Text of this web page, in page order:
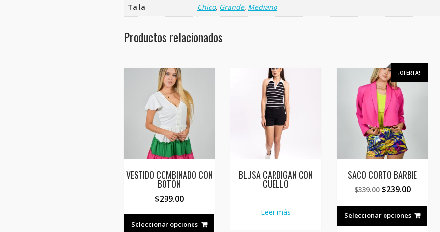
Talla
Chico, Grande, Mediano
Productos relacionados
VESTIDO COMBINADO CON
BOTÓN
$299.00
Seleccionar opciones
Este
BLUSA CARDIGAN CON
CUELLO
Leer más
¡OFERTA!
SACO CORTO BARBIE
$339.00 El
original
era:
$239.00El
actual
es:
Seleccionar opciones